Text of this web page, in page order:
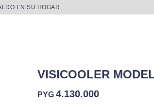
EN SU HOGAR
VISICOOLER
PYG 4.130.000